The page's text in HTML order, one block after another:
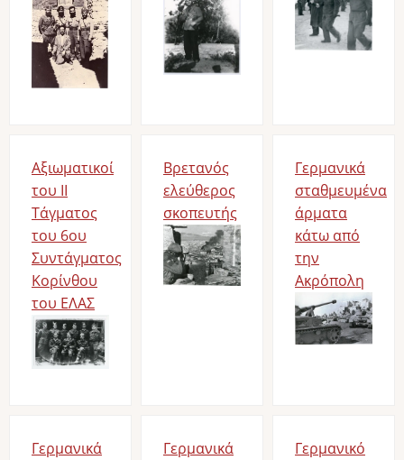
Αξιωματικοί
του ΙΙ
Τάγματος
του 6ου
Συντάγματος
Κορίνθου
του ΕΛΑΣ
Bild
Βρετανός
ελεύθερος
σκοπευτής
Bild
Γερμανικά
σταθμευμένα
άρματα
κάτω από
την
Ακρόπολη
Bild
Γερμανικά
Γερμανικά
Γερμανικό